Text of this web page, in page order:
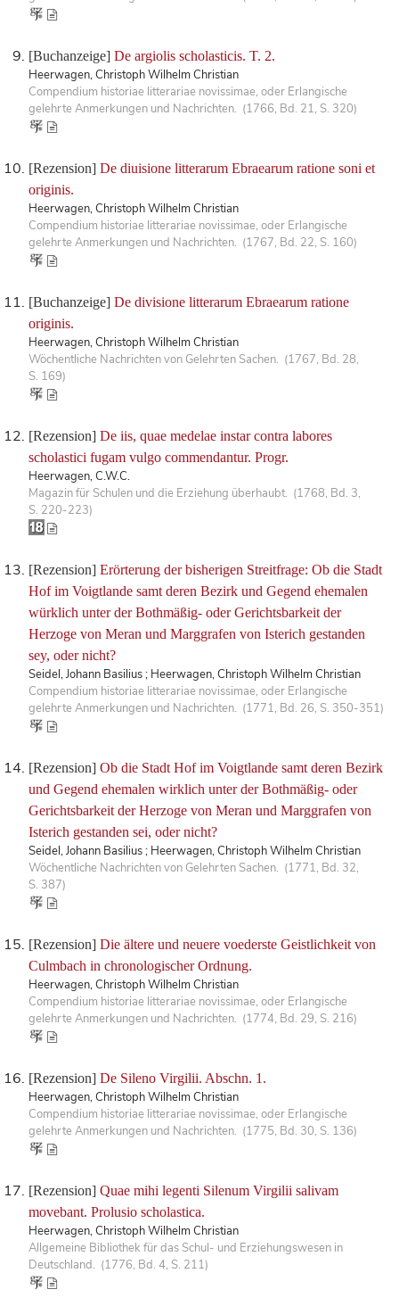
[Buchanzeige] De argiolis scholasticis. T. 2.
Heerwagen, Christoph Wilhelm Christian
Compendium historiae litterariae novissimae, oder Erlangische
gelehrte Anmerkungen und Nachrichten. (1766, Bd. 21, S. 320)
[Rezension] De diuisione litterarum Ebraearum ratione soni et
originis.
Heerwagen, Christoph Wilhelm Christian
Compendium historiae litterariae novissimae, oder Erlangische
gelehrte Anmerkungen und Nachrichten. (1767, Bd. 22, S. 160)
[Buchanzeige] De divisione litterarum Ebraearum ratione
originis.
Heerwagen, Christoph Wilhelm Christian
Wöchentliche Nachrichten von Gelehrten Sachen. (1767, Bd. 28,
S. 169)
[Rezension] De iis, quae medelae instar contra labores
scholastici fugam vulgo commendantur. Progr.
Heerwagen, C.W.C.
Magazin für Schulen und die Erziehung überhaubt. (1768, Bd. 3,
S. 220-223)
[Rezension] Erörterung der bisherigen Streitfrage: Ob die Stadt
Hof im Voigtlande samt deren Bezirk und Gegend ehemalen
würklich unter der Bothmäßig- oder Gerichtsbarkeit der
Herzoge von Meran und Marggrafen von Isterich gestanden
sey, oder nicht?
Seidel, Johann Basilius ; Heerwagen, Christoph Wilhelm Christian
Compendium historiae litterariae novissimae, oder Erlangische
gelehrte Anmerkungen und Nachrichten. (1771, Bd. 26, S. 350-351)
[Rezension] Ob die Stadt Hof im Voigtlande samt deren Bezirk
und Gegend ehemalen wirklich unter der Bothmäßig- oder
Gerichtsbarkeit der Herzoge von Meran und Marggrafen von
Isterich gestanden sei, oder nicht?
Seidel, Johann Basilius ; Heerwagen, Christoph Wilhelm Christian
Wöchentliche Nachrichten von Gelehrten Sachen. (1771, Bd. 32,
S. 387)
[Rezension] Die ältere und neuere voederste Geistlichkeit von
Culmbach in chronologischer Ordnung.
Heerwagen, Christoph Wilhelm Christian
Compendium historiae litterariae novissimae, oder Erlangische
gelehrte Anmerkungen und Nachrichten. (1774, Bd. 29, S. 216)
[Rezension] De Sileno Virgilii. Abschn. 1.
Heerwagen, Christoph Wilhelm Christian
Compendium historiae litterariae novissimae, oder Erlangische
gelehrte Anmerkungen und Nachrichten. (1775, Bd. 30, S. 136)
[Rezension] Quae mihi legenti Silenum Virgilii salivam
movebant. Prolusio scholastica.
Heerwagen, Christoph Wilhelm Christian
Allgemeine Bibliothek für das Schul- und Erziehungswesen in
Deutschland. (1776, Bd. 4, S. 211)